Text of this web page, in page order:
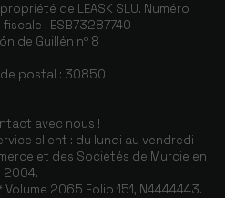
de LEASK SLU. Numéro
: ESB73287740
de Guillén nº 8
postal : 30850
avec nous !
client : du lundi au vendredi
et des Sociétés de Murcie en
2004.
2065 Folio 151, N4444443.